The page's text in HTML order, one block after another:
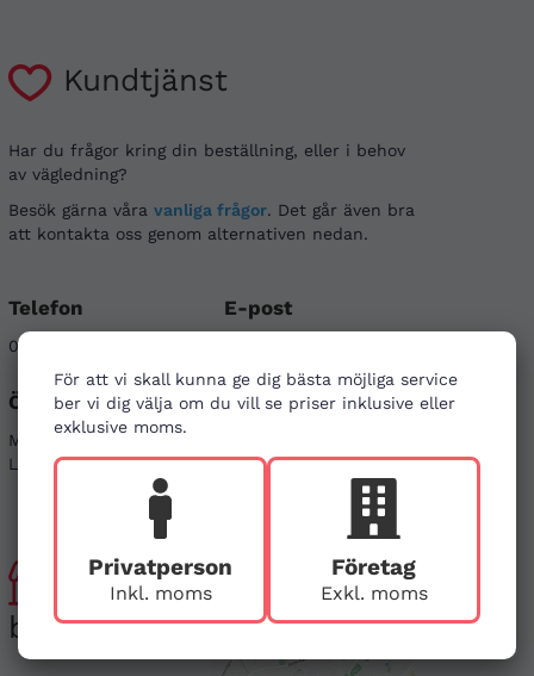
För att vi skall kunna ge dig bästa möjliga service
ber vi dig välja om du vill se priser inklusive eller
exklusive moms.
Privatperson
Inkl. moms
Företag
Exkl. moms
Kundtjänst
Har du frågor kring din beställning, eller i behov
av vägledning?
Besök gärna våra vanliga frågor. Det går även bra
att kontakta oss genom alternativen nedan.
Telefon
08-121 464 90
E-post
Öppettider
Mån - Fre 08-17
Lör & Sön - stängt
Sociala medier
Instagram
Besök
butiken